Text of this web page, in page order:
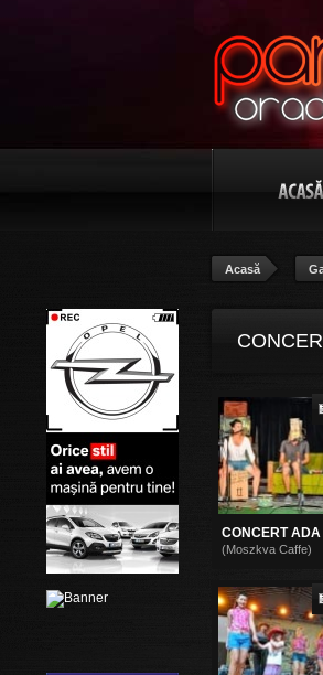
Acasă
CONCERT ADA
(Moszkva Caffe)